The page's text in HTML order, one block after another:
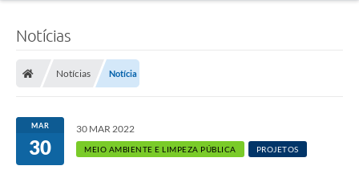
Secretarias
Tributos
Notícias
Notícias Notícia
MAR
30
30 MAR 2022
MEIO AMBIENTE E LIMPEZA PÚBLICA PROJETOS